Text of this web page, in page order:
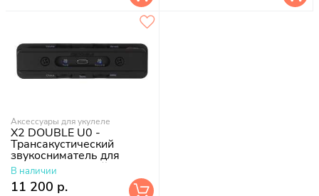
Аксессуары для укулеле
X2 DOUBLE U0 -
Трансакустический
звукосниматель для
укулеле, съемный
В наличии
11 200 р.